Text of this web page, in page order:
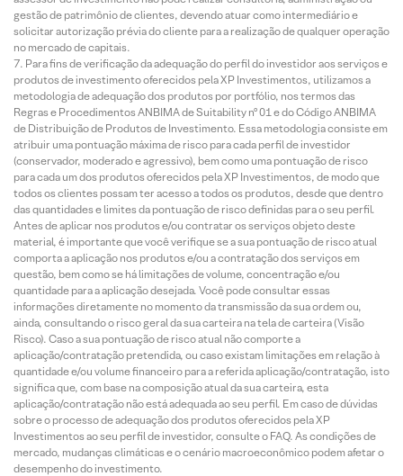
gestão de patrimônio de clientes, devendo atuar como intermediário e
solicitar autorização prévia do cliente para a realização de qualquer operação
no mercado de capitais.
Para fins de verificação da adequação do perfil do investidor aos serviços e
produtos de investimento oferecidos pela XP Investimentos, utilizamos a
metodologia de adequação dos produtos por portfólio, nos termos das
Regras e Procedimentos ANBIMA de Suitability nº 01 e do Código ANBIMA
de Distribuição de Produtos de Investimento. Essa metodologia consiste em
atribuir uma pontuação máxima de risco para cada perfil de investidor
(conservador, moderado e agressivo), bem como uma pontuação de risco
para cada um dos produtos oferecidos pela XP Investimentos, de modo que
todos os clientes possam ter acesso a todos os produtos, desde que dentro
das quantidades e limites da pontuação de risco definidas para o seu perfil.
Antes de aplicar nos produtos e/ou contratar os serviços objeto deste
material, é importante que você verifique se a sua pontuação de risco atual
comporta a aplicação nos produtos e/ou a contratação dos serviços em
questão, bem como se há limitações de volume, concentração e/ou
quantidade para a aplicação desejada. Você pode consultar essas
informações diretamente no momento da transmissão da sua ordem ou,
ainda, consultando o risco geral da sua carteira na tela de carteira (Visão
Risco). Caso a sua pontuação de risco atual não comporte a
aplicação/contratação pretendida, ou caso existam limitações em relação à
quantidade e/ou volume financeiro para a referida aplicação/contratação, isto
significa que, com base na composição atual da sua carteira, esta
aplicação/contratação não está adequada ao seu perfil. Em caso de dúvidas
sobre o processo de adequação dos produtos oferecidos pela XP
Investimentos ao seu perfil de investidor, consulte o FAQ. As condições de
mercado, mudanças climáticas e o cenário macroeconômico podem afetar o
desempenho do investimento.